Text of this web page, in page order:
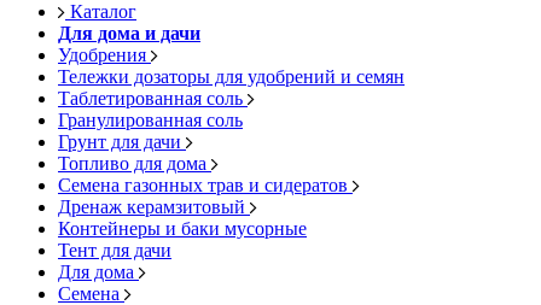
Каталог
Для дома и дачи
Удобрения
Тележки дозаторы для удобрений и семян
Таблетированная соль
Гранулированная соль
Грунт для дачи
Топливо для дома
Семена газонных трав и сидератов
Дренаж керамзитовый
Контейнеры и баки мусорные
Тент для дачи
Для дома
Семена